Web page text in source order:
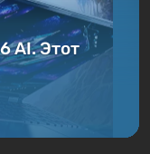
AI. Этот